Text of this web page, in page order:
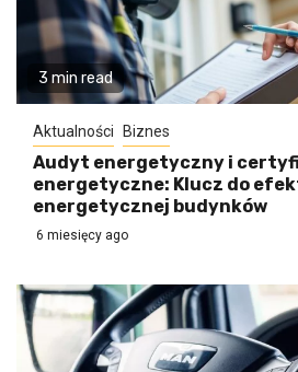
3 min read
Aktualności Biznes
Audyt energetyczny i
energetyczne: Klucz do
energetycznej budynków
6 miesięcy ago